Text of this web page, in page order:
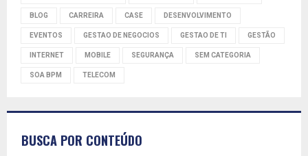
BLOG CARREIRA CASE DESENVOLVIMENTO
EVENTOS GESTAO DE NEGOCIOS GESTAO DE TI GESTÃO
INTERNET MOBILE SEGURANÇA SEM CATEGORIA
SOA BPM TELECOM
BUSCA POR CONTEÚDO